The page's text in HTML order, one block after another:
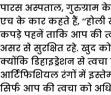
पारस अस्पताल, गुरुग्राम
एच के कार कहते हैं,
कपड़े पहनें ताकि आप की
असर से सुरक्षित रहे. खुद को
क्योंकि डिहाइड्रेशन से
आर्टिफिशियल रंगों में
सिर्फ आप की त्वचा को